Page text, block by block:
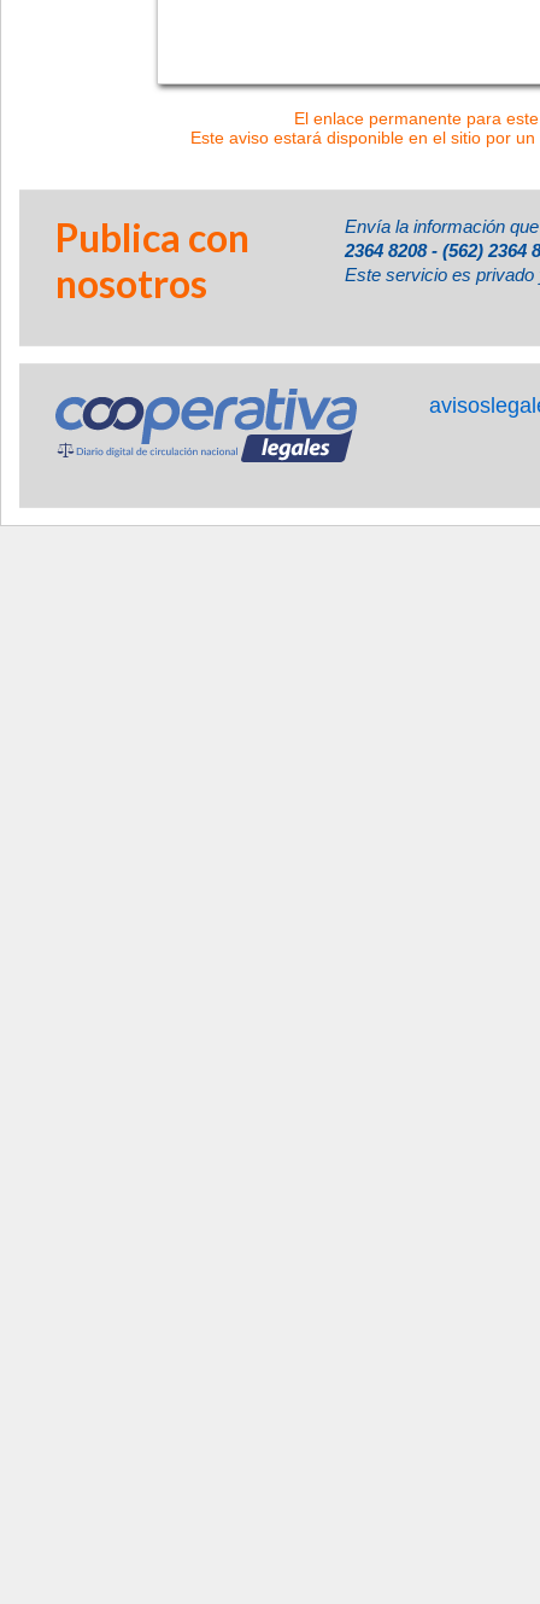
El enlace permanente para
Este aviso estará disponible en el sitio por
Publica con
nosotros
Envía la información
2364 8208 - (562) 2364
Este servicio es privado